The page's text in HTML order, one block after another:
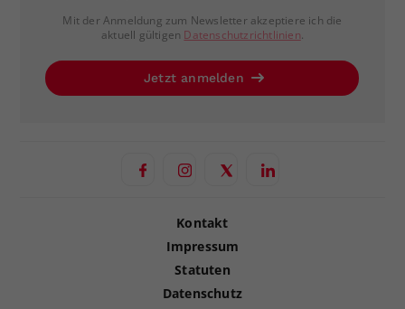
Mit der Anmeldung zum Newsletter akzeptiere ich die
aktuell gültigen Datenschutzrichtlinien.
Jetzt anmelden
Kontakt
Impressum
Statuten
Datenschutz